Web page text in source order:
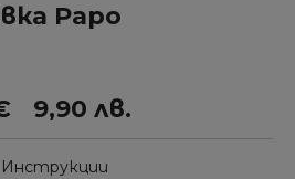
Papo
9,90 лв.
Инструкции